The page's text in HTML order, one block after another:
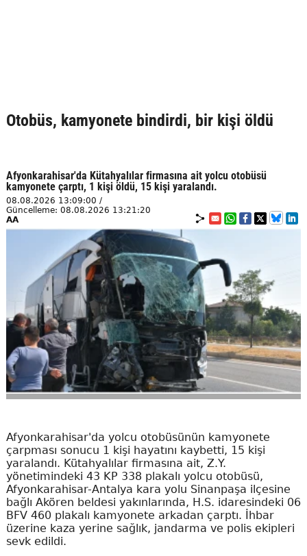
Otobüs, kamyonete bindirdi, bir kişi öldü
Afyonkarahisar'da Kütahyalılar firmasına ait yolcu otobüsü
kamyonete çarptı, 1 kişi öldü, 15 kişi yaralandı.
08.08.2026 13:09:00 /
Güncelleme: 08.08.2026 13:21:20
AA
Afyonkarahisar'da yolcu otobüsünün kamyonete
çarpması sonucu 1 kişi hayatını kaybetti, 15 kişi
yaralandı. Kütahyalılar firmasına ait, Z.Y.
yönetimindeki 43 KP 338 plakalı yolcu otobüsü,
Afyonkarahisar-Antalya kara yolu Sinanpaşa ilçesine
bağlı Akören beldesi yakınlarında, H.S. idaresindeki 06
BFV 460 plakalı kamyonete arkadan çarptı. İhbar
üzerine kaza yerine sağlık, jandarma ve polis ekipleri
sevk edildi.